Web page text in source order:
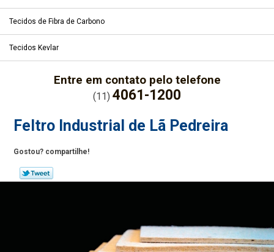
Tecidos de Fibra de Carbono
Tecidos Kevlar
Entre em contato pelo telefone
(11) 4061-1200
Feltro Industrial de Lã Pedreira
Gostou? compartilhe!